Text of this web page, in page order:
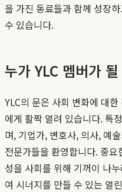
을 가진 동료들과 함께 성장
수 있습니다.
누가 YLC 멤버가
YLC의 문은 사회 변화에 대
에게 활짝 열려 있습니다. 특
며, 기업가, 변호사, 의사, 예
전문가들을 환영합니다. 중
성을 사회를 위해 기꺼이 나
여 시너지를 만들 수 있는 열